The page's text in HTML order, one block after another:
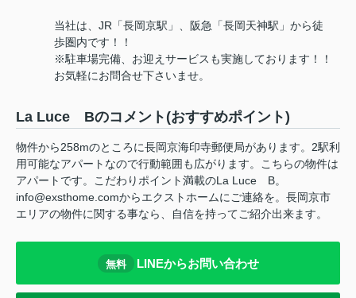
当社は、JR「長岡京駅」、阪急「長岡天神駅」から徒
歩圏内です！！
※駐車場完備、お迎えサービスも実施しております！！
お気軽にお問合せ下さいませ。
La Luce Bのコメント(おすすめポイント)
物件から258mのところに長岡京海印寺郵便局があります。2駅利
用可能なアパートなので行動範囲も広がります。こちらの物件は
アパートです。こだわりポイント満載のLa Luce B。
info@exsthome.comからエクストホームにご連絡を。長岡京市
エリアの物件に関する事なら、自信を持ってご紹介出来ます。
無料 LINEからお問い合わせ